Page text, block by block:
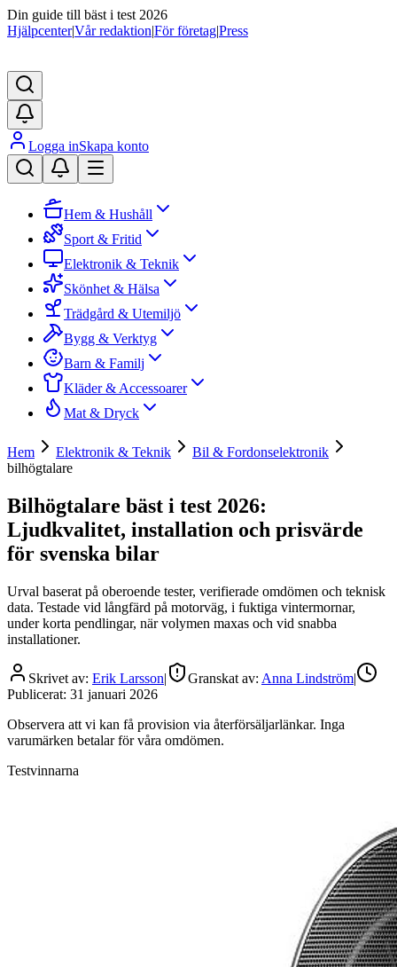
Din guide till bäst i test 2026
Hjälpcenter|Vår redaktion|För företag|Press
Logga inSkapa konto
Hem & Hushåll
Sport & Fritid
Elektronik & Teknik
Skönhet & Hälsa
Trädgård & Utemiljö
Bygg & Verktyg
Barn & Familj
Kläder & Accessoarer
Mat & Dryck
Hem Elektronik & Teknik
Bil & Fordonselektronik
bilhögtalare
Bilhögtalare bäst i test 2026:
Ljudkvalitet, installation och prisvärde
för svenska bilar
Urval baserat på oberoende tester, verifierade omdömen och teknisk
data. Testade vid långfärd på motorväg, i fuktiga vintermornar,
under korta pendlingar, när volymen maxas och vid snabba
installationer.
Skrivet av: Erik Larsson| Granskat av: Anna Lindström|
Publicerat: 31 januari 2026
Observera att vi kan få provision via återförsäljarlänkar. Inga
varumärken betalar för våra omdömen.
Testvinnarna